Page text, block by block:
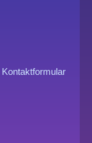
Kontaktformular